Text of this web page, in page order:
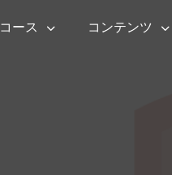
コース コンテンツ